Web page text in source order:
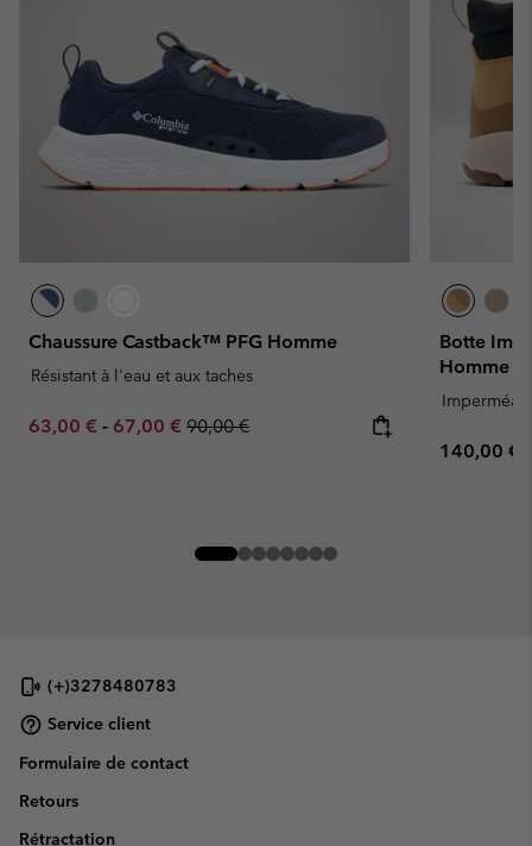
Chaussure Castback™ PFG Homme
Résistant à l'eau et aux taches
Minimum sale price:
63,00 € - Maximum sale price:
67,00 € Regular price:
90,00 €
Botte
Homme
Regular
140,00 €
(+)3278480783
Service client
Formulaire de contact
Retours
Rétractation